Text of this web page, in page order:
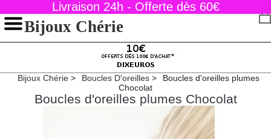
Bijoux Chérie
Livraison 24h - Offerte dès 60€
Bijoux Chérie Boucles D'oreilles
Boucles d'oreilles plumes
Chocolat
Boucles d'oreilles plumes Chocolat